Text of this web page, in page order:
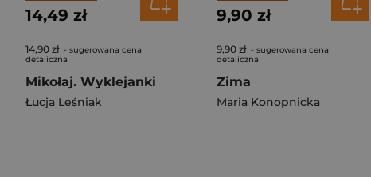
14,49 zł
14,90 zł - sugerowana cena
detaliczna
Mikołaj. Wyklejanki
Łucja Leśniak
9,90 zł
9,90 zł - sugerowana cena
detaliczna
Zima
Maria Konopnicka